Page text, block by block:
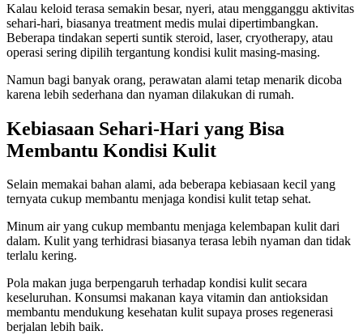
Kalau keloid terasa semakin besar, nyeri, atau mengganggu aktivitas
sehari-hari, biasanya treatment medis mulai dipertimbangkan.
Beberapa tindakan seperti suntik steroid, laser, cryotherapy, atau
operasi sering dipilih tergantung kondisi kulit masing-masing.
Namun bagi banyak orang, perawatan alami tetap menarik dicoba
karena lebih sederhana dan nyaman dilakukan di rumah.
Kebiasaan Sehari-Hari yang Bisa
Membantu Kondisi Kulit
Selain memakai bahan alami, ada beberapa kebiasaan kecil yang
ternyata cukup membantu menjaga kondisi kulit tetap sehat.
Minum air yang cukup membantu menjaga kelembapan kulit dari
dalam. Kulit yang terhidrasi biasanya terasa lebih nyaman dan tidak
terlalu kering.
Pola makan juga berpengaruh terhadap kondisi kulit secara
keseluruhan. Konsumsi makanan kaya vitamin dan antioksidan
membantu mendukung kesehatan kulit supaya proses regenerasi
berjalan lebih baik.